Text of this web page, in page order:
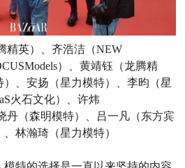
精英）、齐浩洁（NEW
）、黄靖钰（龙腾精
、安扬（星力模特）、李昀（星
火石文化）、许炜
丹（森明模特）、吕一凡（东方宾
林瀚琦（星力模特）